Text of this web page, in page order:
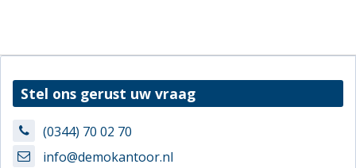
Stel ons gerust uw vraag
(0344) 70 02 70
info@demokantoor.nl